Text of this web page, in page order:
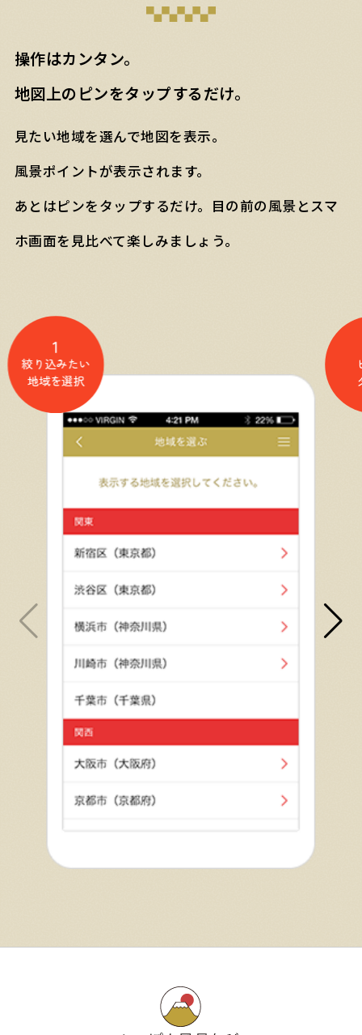
操作はカンタン。
地図上のピンをタップするだけ。
見たい地域を選んで地図を表示。
風景ポイントが表示されます。
あとはピンをタップするだけ。目の前の風景とスマ
ホ画面を見比べて楽しみましょう。
1
絞り込みたい
地域を選択